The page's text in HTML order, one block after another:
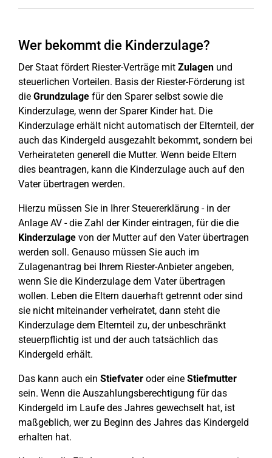
Wer bekommt die Kinderzulage?
Der Staat fördert Riester-Verträge mit Zulagen und
steuerlichen Vorteilen. Basis der Riester-Förderung ist
die Grundzulage für den Sparer selbst sowie die
Kinderzulage, wenn der Sparer Kinder hat. Die
Kinderzulage erhält nicht automatisch der Elternteil, der
auch das Kindergeld ausgezahlt bekommt, sondern bei
Verheirateten generell die Mutter. Wenn beide Eltern
dies beantragen, kann die Kinderzulage auch auf den
Vater übertragen werden.
Hierzu müssen Sie in Ihrer Steuererklärung - in der
Anlage AV - die Zahl der Kinder eintragen, für die die
Kinderzulage von der Mutter auf den Vater übertragen
werden soll. Genauso müssen Sie auch im
Zulagenantrag bei Ihrem Riester-Anbieter angeben,
wenn Sie die Kinderzulage dem Vater übertragen
wollen. Leben die Eltern dauerhaft getrennt oder sind
sie nicht miteinander verheiratet, dann steht die
Kinderzulage dem Elternteil zu, der unbeschränkt
steuerpflichtig ist und der auch tatsächlich das
Kindergeld erhält.
Das kann auch ein Stiefvater oder eine Stiefmutter
sein. Wenn die Auszahlungsberechtigung für das
Kindergeld im Laufe des Jahres gewechselt hat, ist
maßgeblich, wer zu Beginn des Jahres das Kindergeld
erhalten hat.